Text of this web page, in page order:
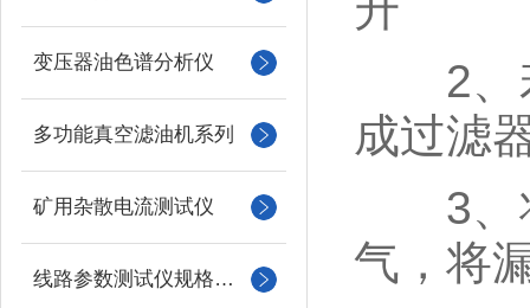
变压器油色谱分析仪
多功能真空滤油机系列
矿用杂散电流测试仪
线路参数测试仪规格型号
2、若
成过滤
3、将
气，将